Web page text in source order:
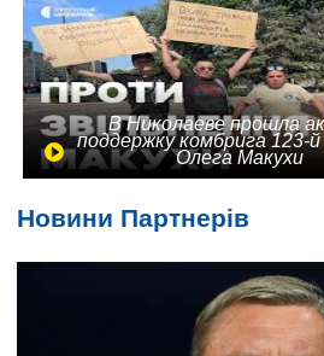
В Николаеве прошла
поддержку комбрига 123-
Олега Макухи